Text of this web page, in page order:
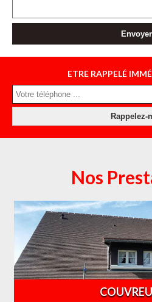
ETRE RAPPELÉ
Nos